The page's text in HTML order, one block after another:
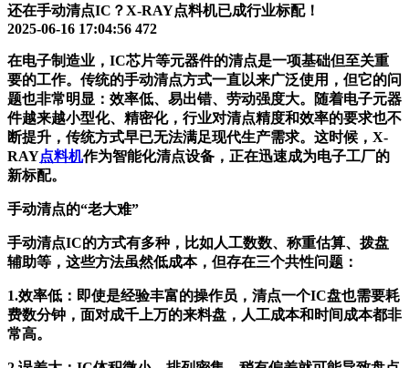
还在手动清点IC？X-RAY点料机已成行业标配！
2025-06-16 17:04:56 472
在电子制造业，IC芯片等元器件的清点是一项基础但至关重
要的工作。传统的手动清点方式一直以来广泛使用，但它的问
题也非常明显：效率低、易出错、劳动强度大。随着电子元器
件越来越小型化、精密化，行业对清点精度和效率的要求也不
断提升，传统方式早已无法满足现代生产需求。这时候，X-
RAY点料机作为智能化清点设备，正在迅速成为电子工厂的
新标配。
手动清点的“老大难”
手动清点IC的方式有多种，比如人工数数、称重估算、拨盘
辅助等，这些方法虽然低成本，但存在三个共性问题：
1.效率低 ：即使是经验丰富的操作员，清点一个IC盘也需要耗
费数分钟，面对成千上万的来料盘，人工成本和时间成本都非
常高。